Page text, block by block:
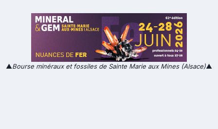
▲Bourse minéraux et fossiles de Sainte Marie aux Mines (Alsace)▲